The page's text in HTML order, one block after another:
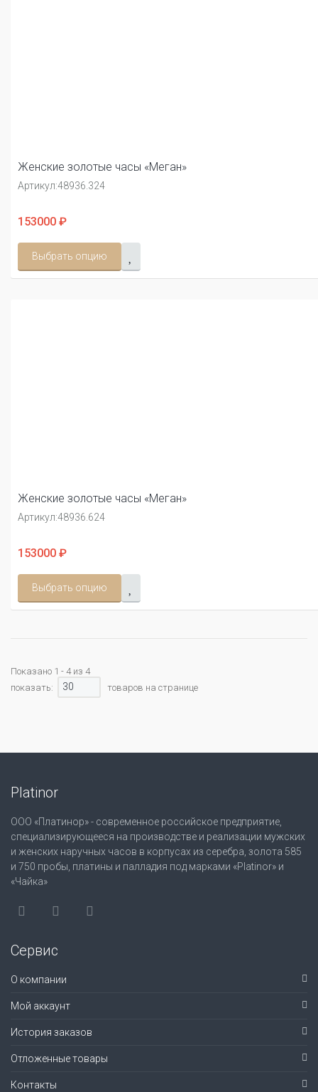
Женские золотые часы «Меган»
Артикул:48936.324
153000 ₽
Выбрать опцию
Женские золотые часы «Меган»
Артикул:48936.624
153000 ₽
Выбрать опцию
Показано 1 - 4 из 4
показать:
30 товаров на странице
Platinor
ООО «Платинор» - современное российское предприятие,
специализирующееся на производстве и реализации мужских
и женских наручных часов в корпусах из серебра, золота 585
и 750 пробы, платины и палладия под марками «Platinor» и
«Чайка»
Сервис
О компании
Мой аккаунт
История заказов
Отложенные товары
Контакты